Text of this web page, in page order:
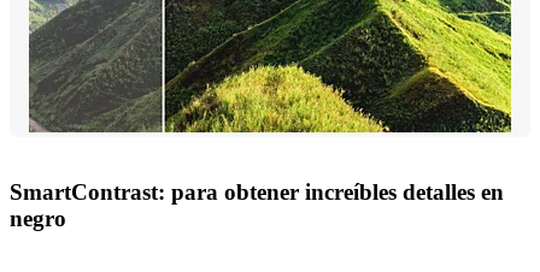
SmartContrast: para obtener increíbles detalles en
negro